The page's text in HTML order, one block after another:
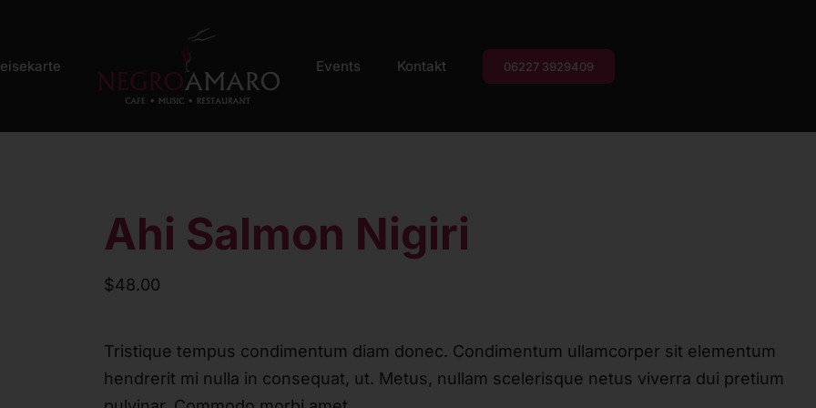
Events Kontakt 06227 3929409
Ahi Salmon Nigiri
$48.00
Tristique tempus condimentum diam donec. Condimentum ullamcorper sit elementum
hendrerit mi nulla in consequat, ut. Metus, nullam scelerisque netus viverra dui pretium